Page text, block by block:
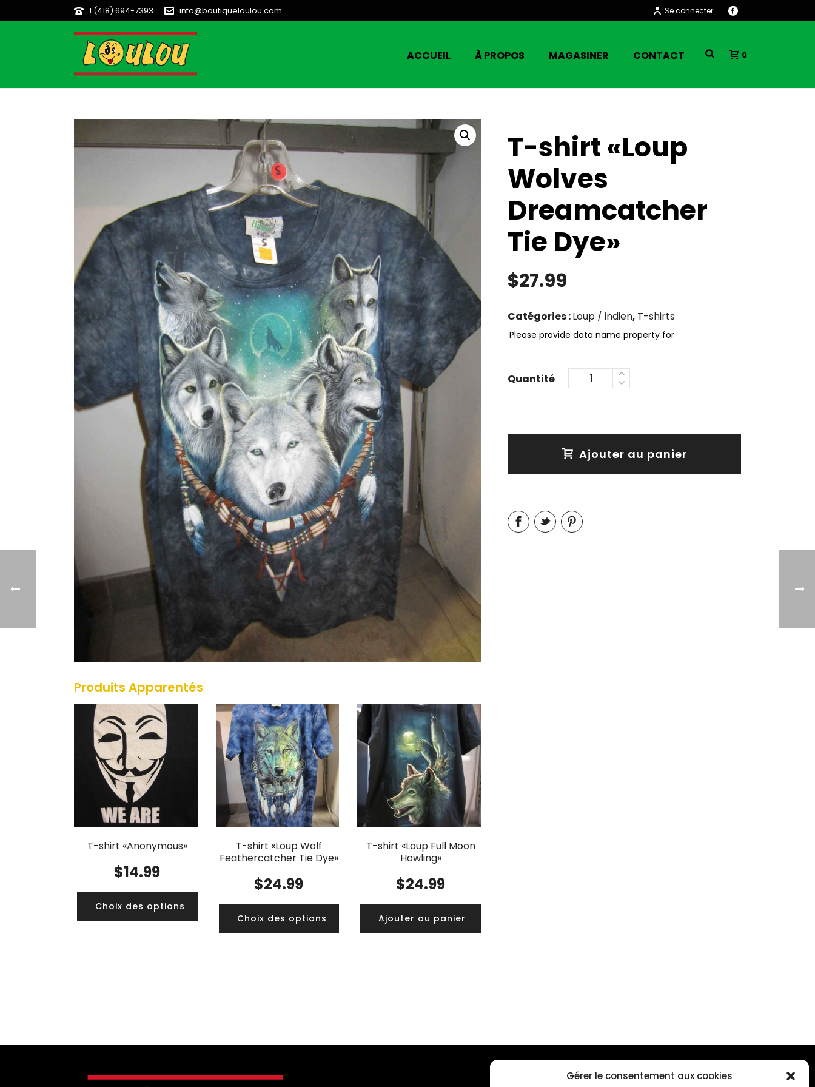
Gérer le consentement aux cookies
1 (418) 694-7393 info@boutiqueloulou.com Se connecter
ACCUEIL À PROPOS MAGASINER CONTACT 0
T-shirt «Loup
Wolves
Dreamcatcher
Tie Dye»
$27.99
Catégories :Loup / indien, T-shirts
Please provide data name property for
Ajouter au panier
Produits Apparentés
T-shirt «Anonymous»
$14.99
Choix des options
T-shirt «Loup Wolf
Feathercatcher Tie Dye»
$24.99
Choix des options
T-shirt «Loup Full Moon
Howling»
$24.99
Ajouter au panier
CONTACTEZ-NOUS